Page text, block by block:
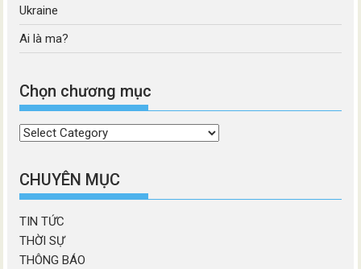
Ukraine
Ai là ma?
Chọn chương mục
Chọn
mục
CHUYÊN MỤC
TIN TỨC
THỜI SỰ
THÔNG BÁO